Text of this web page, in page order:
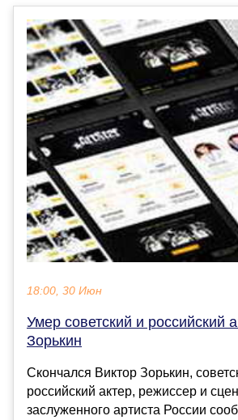
18:00, 30 Июн
Умер советский и российский
Зорькин
Скончался Виктор Зорькин,
российский актер, режиссер и
заслуженного артиста России